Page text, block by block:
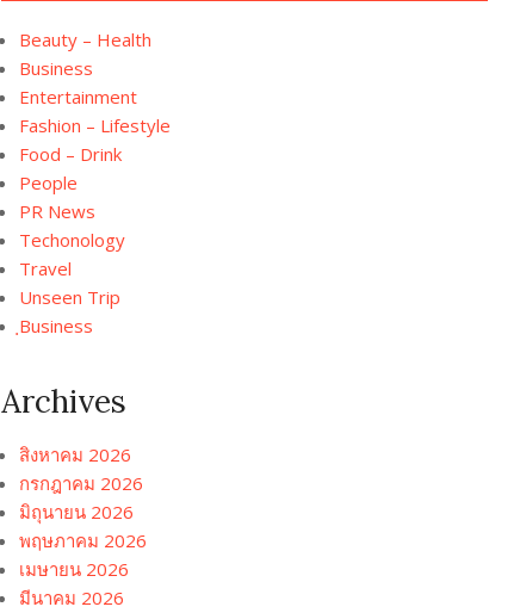
Beauty – Health
Business
Entertainment
Fashion – Lifestyle
Food – Drink
People
PR News
Techonology
Travel
Unseen Trip
ฺBusiness
Archives
สิงหาคม 2026
กรกฎาคม 2026
มิถุนายน 2026
พฤษภาคม 2026
เมษายน 2026
มีนาคม 2026